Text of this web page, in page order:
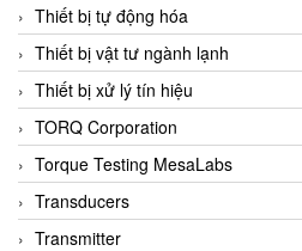
Comat Releco
Comax
COMETECH VietNam
COMFILE Technology
Conch
Conductix/ WAMPFLER
Contrec
Thiết bị tự động hóa
Thiết bị vật tư ngành lạnh
Thiết bị xử lý tín hiệu
TORQ Corporation
Torque Testing MesaLabs
Transducers
Transmitter